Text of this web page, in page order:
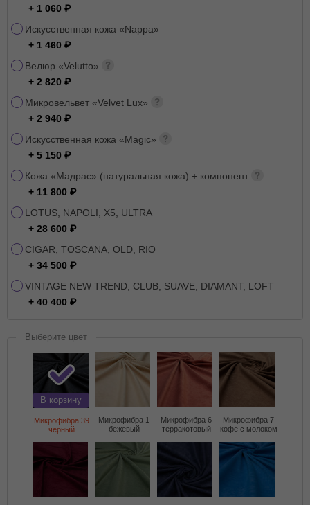
+ 1 060
Искусственная кожа «Nappa»
+ 1 460
Велюр «Velutto»
+ 2 820
Микровельвет «Velvet Lux»
+ 2 940
Искусственная кожа «Magic»
+ 5 150
Кожа «Мадрас» (натуральная кожа) + компонент
+ 11 800
LOTUS, NAPOLI, X5, ULTRA
+ 28 600
CIGAR, TOSCANA, OLD, RIO
+ 34 500
VINTAGE NEW TREND, CLUB, SUAVE, DIAMANT, LOFT
+ 40 400
Выберите цвет
В корзину
Микрофибра 39
черный
Микрофибра 1
бежевый
Микрофибра 6
терракотовый
Микрофибра 7
кофе с молоком